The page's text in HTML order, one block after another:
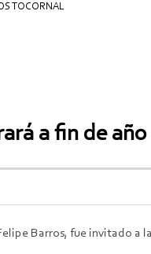
TOCORNAL
a fin de
Barros, fue invitado a